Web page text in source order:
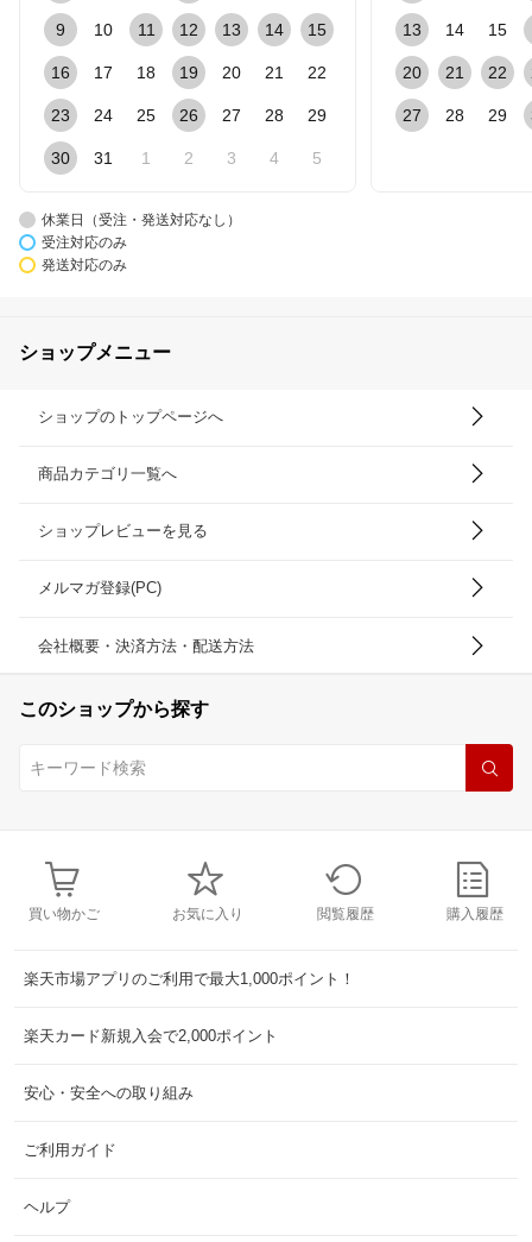
9 10 11 12 13 14 15
16 17 18 19 20 21 22
23 24 25 26 27 28 29
30 31 1 2 3 4 5
13 14 15
20 21 22
27 28 29
休業日（受注・発送対応なし）
受注対応のみ
発送対応のみ
ショップメニュー
ショップのトップページへ
商品カテゴリ一覧へ
ショップレビューを見る
メルマガ登録(PC)
会社概要・決済方法・配送方法
このショップから探す
買い物かご お気に入り 閲覧履歴 購入履歴
楽天市場アプリのご利用で最大1,000ポイント！
楽天カード新規入会で2,000ポイント
安心・安全への取り組み
ご利用ガイド
ヘルプ